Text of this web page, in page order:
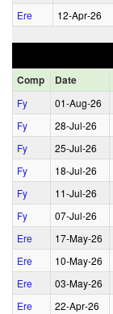
Ere
12‑Apr‑26
Comp Date
Fy 01‑Aug‑26
Fy
28‑Jul‑26
Fy
25‑Jul‑26
Fy
18‑Jul‑26
Fy
11‑Jul‑26
Fy
07‑Jul‑26
Ere
17‑May‑26
Ere
10‑May‑26
Ere
03‑May‑26
Ere
22‑Apr‑26